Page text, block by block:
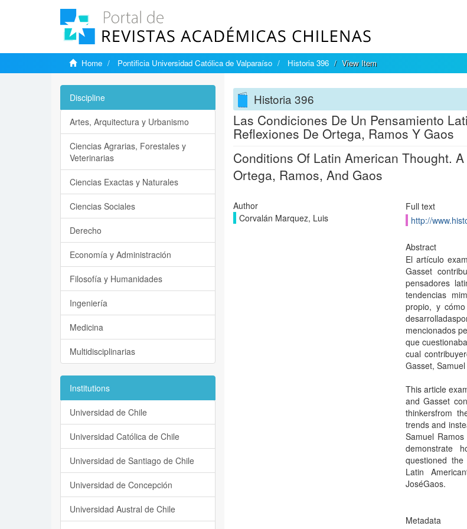
Home Pontificia Universidad Católica de Valparaíso Historia 396 View Item
Historia 396
Las Condiciones De Un Pensamiento
Reflexiones De Ortega, Ramos Y Gaos
Conditions Of Latin American Thought.
Ortega, Ramos, And Gaos
Author
Corvalán Marquez, Luis
Full text
http://
Abstract
El artículo
Gasset
pensadores
tendencias
propio, y
mencionados
que
cual
Gasset,
This article
and Gasset
thinkersfrom
trends and
Samuel
demonstrate
questioned the
Latin
JoséGaos.
Metadata
Discipline
Artes, Arquitectura y Urbanismo
Ciencias Agrarias, Forestales y
Veterinarias
Ciencias Exactas y Naturales
Ciencias Sociales
Derecho
Economía y Administración
Filosofía y Humanidades
Ingeniería
Medicina
Multidisciplinarias
Institutions
Universidad de Chile
Universidad Católica de Chile
Universidad de Santiago de Chile
Universidad de Concepción
Universidad Austral de Chile